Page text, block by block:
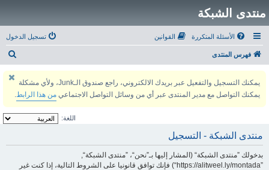
منتدى الشبكة
الأسئلة المتكررة القوانين تسجيل الدخول
فهرس المنتدى
يمكنك التسجيل والتفعيل عبر بريدك الالكتروني، راجع صندوق الـJunk، ولأي مشكلة
يمكنك التواصل مع مدير المنتدى عبر أي من وسائل التواصل الاجتماعي من هذا الرابط.
اللغة:
منتدى الشبكة - التسجيل
بدخولك ”منتدى الشبكة“ (المشار إليها بـ”نحن“، ”منتدى الشبكة“,
”https://alitweel.ly/montada“) فإنك توافق قانونيا على الشروط التالية، إذا كنت غير